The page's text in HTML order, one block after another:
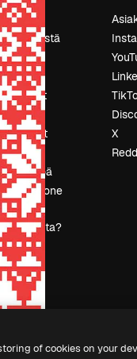
meistä
sisältöä
X
of cookies on your